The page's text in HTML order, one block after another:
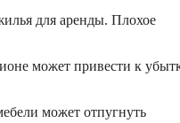
для аренды. Плохое
может привести к
может отпугнуть